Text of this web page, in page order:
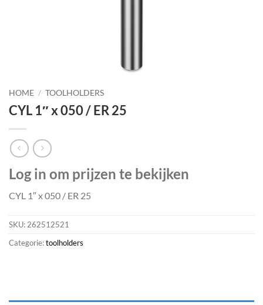
HOME / TOOLHOLDERS
CYL 1″ x 050 / ER 25
Log in om prijzen te bekijken
CYL 1″ x 050 / ER 25
SKU:262512521
Categorie:toolholders